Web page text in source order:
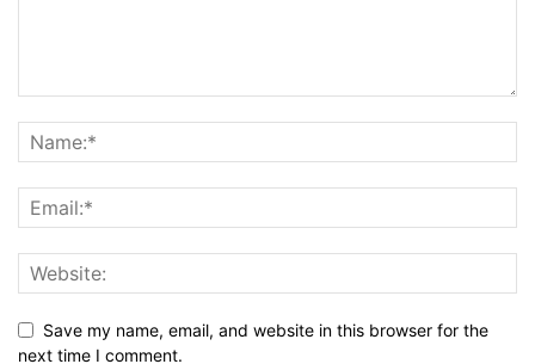
Save my name, email, and website in this browser for the
next time I comment.